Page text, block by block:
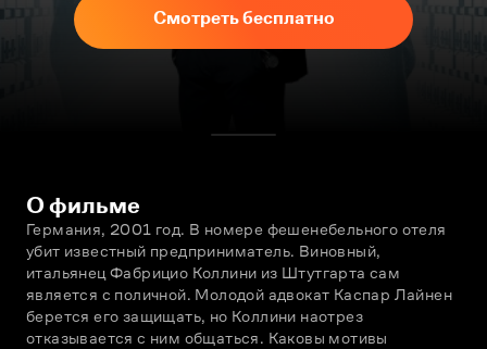
Смотреть бесплатно
О фильме
Германия, 2001 год. В номере фешенебельного отеля
убит известный предприниматель. Виновный,
итальянец Фабрицио Коллини из Штутгарта сам
является с поличной. Молодой адвокат Каспар Лайнен
берется его защищать, но Коллини наотрез
отказывается с ним общаться. Каковы мотивы